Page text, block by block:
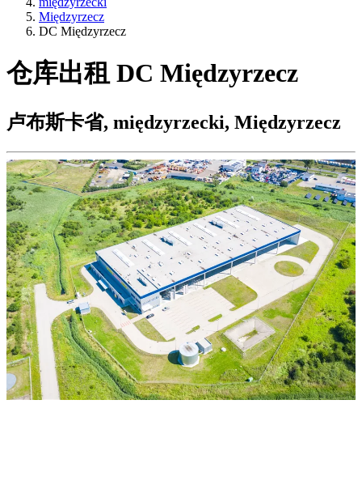
Międzyrzecz
DC Międzyrzecz
仓库出租 DC Międzyrzecz
卢布斯卡省, międzyrzecki, Międzyrzecz